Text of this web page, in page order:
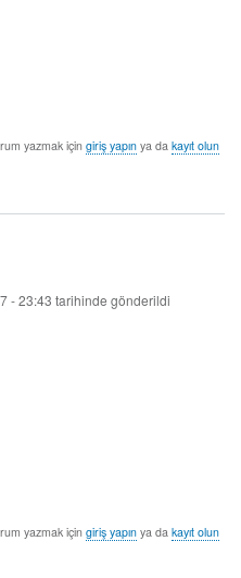
yazmak için giriş yapınya da kayıt olun
- 23:43 tarihinde gönderildi
yazmak için giriş yapınya da kayıt olun